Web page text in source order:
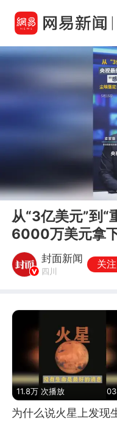
00:00
从“3亿美元”到“
6000万美元拿
的支持"，尘埃落
封面新闻
四川
关注
11.8万 次播放
为什么说火星上发现